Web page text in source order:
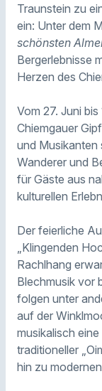
Traunstein zu
ein: Unter dem
schönsten
Bergerlebnisse
Herzen des
Vom 27. Juni
Chiemgauer
und Musikanten
Wanderer und
für Gäste aus
kulturellen
Der feierliche
„Klingenden
Rachlhang
Blechmusik vor
folgen unter
auf der
musikalisch
traditioneller
hin zu